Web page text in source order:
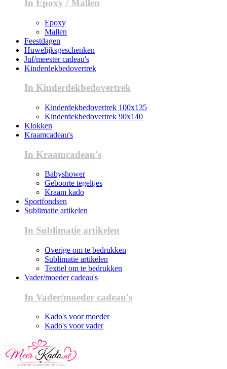
In Epoxy / Mallen
Epoxy
Mallen
Feestdagen
Huwelijksgeschenken
Juf/meester cadeau's
Kinderdekbedovertrek
In Kinderdekbedovertrek
Kinderdekbedovertrek 100x135
Kinderdekbedovertrek 90x140
Klokken
Kraamcadeau's
In Kraamcadeau's
Babyshower
Geboorte tegeltjes
Kraam kado
Sportfondsen
Sublimatie artikelen
In Sublimatie artikelen
Overige om te bedrukken
Sublimatie artikelen
Textiel om te bedrukken
Vader/moeder cadeau's
In Vader/moeder cadeau's
Kado's voor moeder
Kado's voor vader